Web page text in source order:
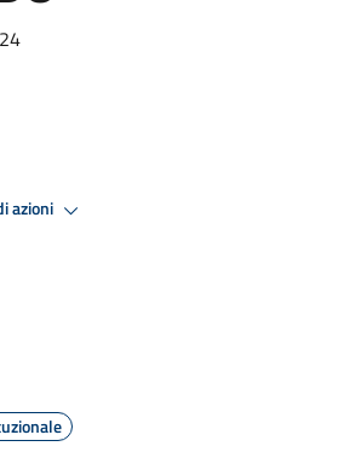
azioni